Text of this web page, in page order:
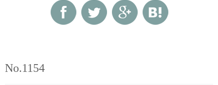
No.1154